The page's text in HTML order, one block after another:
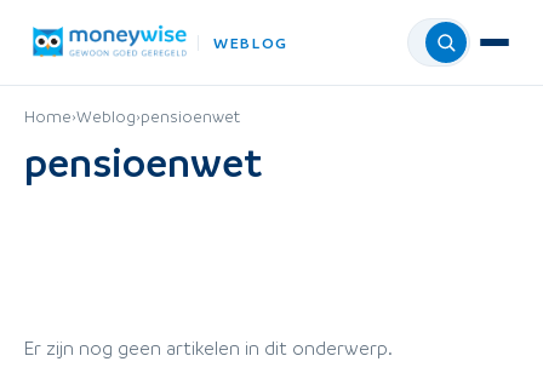
WEBLOG Menu
Home›Weblog›pensioenwet
pensioenwet
Er zijn nog geen artikelen in dit onderwerp.